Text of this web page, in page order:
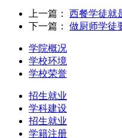
上一篇： 西餐学徒就
下一篇： 做厨师学徒
学院概况
学校环境
学校荣誉
招生就业
学科建设
招生就业
学籍注册